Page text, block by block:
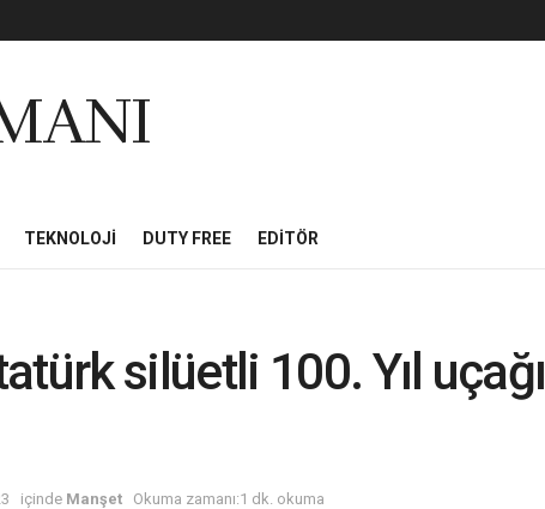
TEKNOLOJI DUTY FREE EDITÖR
silüetli 100. Yıl uçağı
içinde Manşet Okuma zamanı:1 dk. okuma